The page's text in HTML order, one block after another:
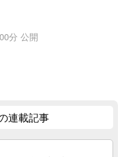
分 公開
連載記事